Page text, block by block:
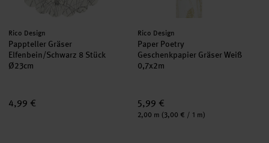
Hersteller:
Rico Design
Pappteller Gräser
Elfenbein/Schwarz 8 Stück
Ø23cm
4,99 €
Hersteller:
Rico Design
Paper Poetry
Geschenkpapier Gräser Weiß
0,7x2m
5,99 €
Inhalt:
2,00 m (3,00 € / 1 m)